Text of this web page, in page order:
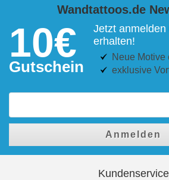
Wandtattoos.de
10€
Gutschein
Jetzt
erhalten!
Neue Motive
exklusive
Anmelden
Kundenservice